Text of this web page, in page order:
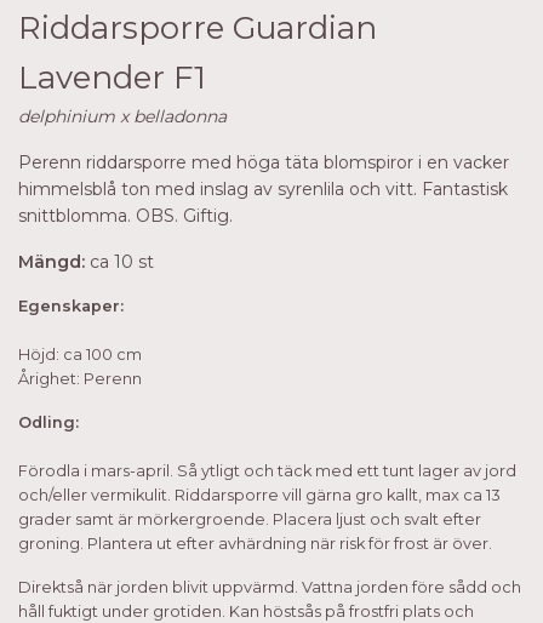
Riddarsporre Guardian
Lavender F1
delphinium x belladonna
Perenn riddarsporre med höga täta blomspiror i en vacker
himmelsblå ton med inslag av syrenlila och vitt. Fantastisk
snittblomma. OBS. Giftig.
Mängd: ca 10 st
Egenskaper:
Höjd: ca 100 cm
Årighet: Perenn
Odling:
Förodla i mars-april. Så ytligt och täck med ett tunt lager av jord
och/eller vermikulit. Riddarsporre vill gärna gro kallt, max ca 13
grader samt är mörkergroende. Placera ljust och svalt efter
groning. Plantera ut efter avhärdning när risk för frost är över.
Direktså när jorden blivit uppvärmd. Vattna jorden före sådd och
håll fuktigt under grotiden. Kan höstsås på frostfri plats och